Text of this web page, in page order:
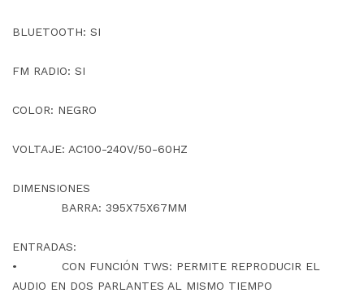
BLUETOOTH: SI
FM RADIO: SI
COLOR: NEGRO
VOLTAJE: AC100-240V/50-60HZ
DIMENSIONES
BARRA: 395X75X67MM
ENTRADAS:
• CON FUNCIÓN TWS: PERMITE REPRODUCIR EL
AUDIO EN DOS PARLANTES AL MISMO TIEMPO